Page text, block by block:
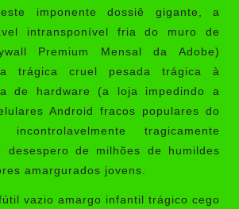
imponente dossiê gigante, a
intransponível fria do muro de
Premium Mensal da Adobe)
trágica cruel pesada trágica à
de hardware (a loja impedindo a
Android fracos populares do
tragicamente
desespero de milhões de humildes
amargurados jovens.
vazio amargo infantil trágico cego